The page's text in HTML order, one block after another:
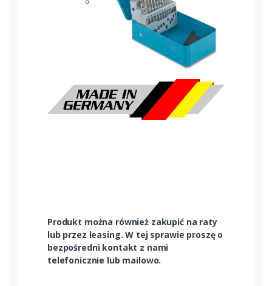
Produkt można również zakupić na raty
lub przez leasing. W tej sprawie proszę o
bezpośredni kontakt z nami
telefonicznie lub mailowo.